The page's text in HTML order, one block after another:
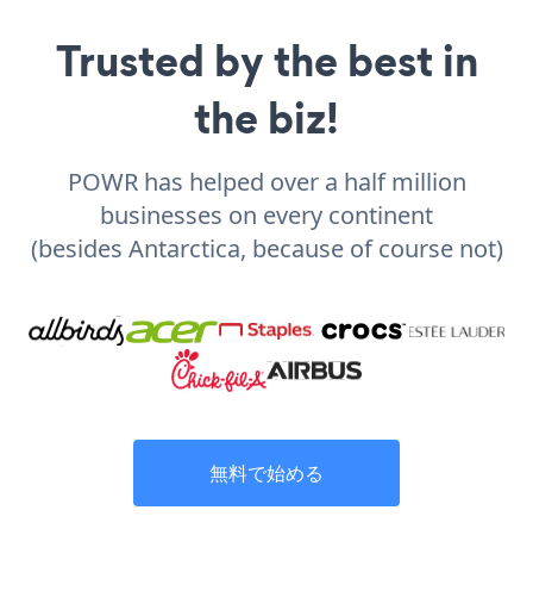
Trusted by the best in
the biz!
POWR has helped over a half million
businesses on every continent
(besides Antarctica, because of course not)
無料で始める